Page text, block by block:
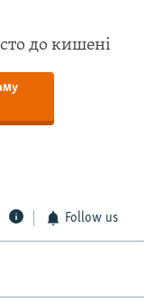
до кишені
Follow us